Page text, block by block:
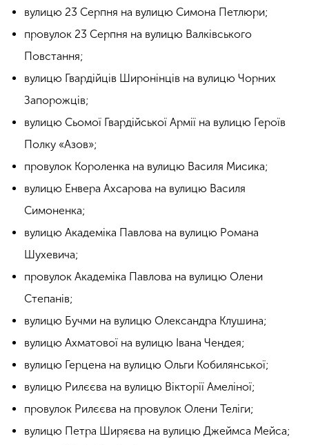
вулицю 23 Серпня на вулицю Симона Петлюри;
провулок 23 Серпня на вулицю Валківського
Повстання;
вулицю Гвардійців Широнінців на вулицю Чорних
Запорожців;
вулицю Сьомої Гвардійської Армії на вулицю Героїв
Полку «Азов»;
провулок Короленка на вулицю Василя Мисика;
вулицю Енвера Ахсарова на вулицю Василя
Симоненка;
вулицю Академіка Павлова на вулицю Романа
Шухевича;
провулок Академіка Павлова на вулицю Олени
Степанів;
вулицю Бучми на вулицю Олександра Клушина;
вулицю Ахматової на вулицю Івана Чендея;
вулицю Герцена на вулицю Ольги Кобилянської;
вулицю Рилєєва на вулицю Вікторії Амеліної;
провулок Рилєєва на провулок Олени Теліги;
вулицю Петра Ширяєва на вулицю Джеймса Мейса;